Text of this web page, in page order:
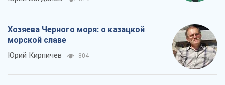
Хозяева Черного моря: о казацкой
морской славе
Юрий Кирпичев 804